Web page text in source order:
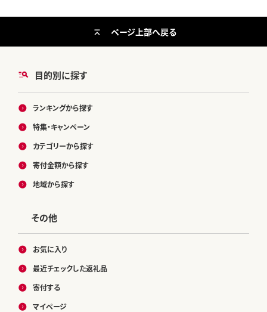
目的別に探す
ランキングから探す
特集・キャンペーン
カテゴリーから探す
寄付金額から探す
地域から探す
その他
お気に入り
最近チェックした返礼品
寄付する
マイページ
ページ上部へ戻る